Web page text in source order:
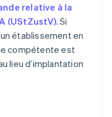
relative à la
(UStZustV). Si
établissement en
compétente est
lieu d’implantation